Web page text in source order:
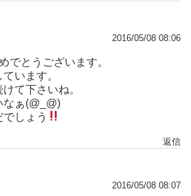
2016/05/08 08:06
でとうございます。
います。
て下さいね。
ぁ(@_@)
しょう
返信
2016/05/08 08:07